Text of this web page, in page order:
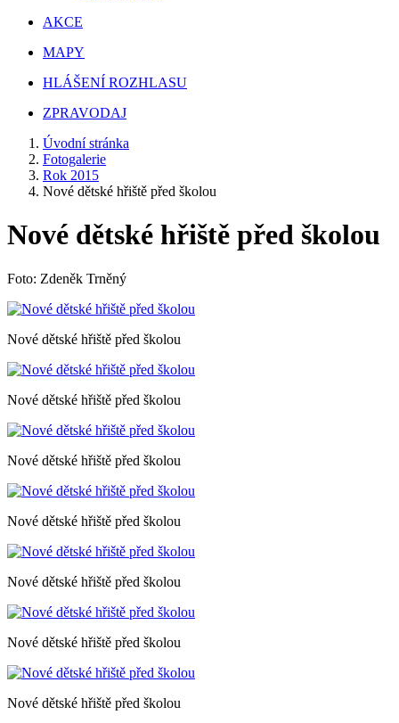
AKCE
MAPY
HLÁŠENÍ ROZHLASU
ZPRAVODAJ
Úvodní stránka
Fotogalerie
Rok 2015
Nové dětské hřiště před školou
Nové dětské hřiště před školou
Foto: Zdeněk Trněný
Nové dětské hřiště před školou
Nové dětské hřiště před školou
Nové dětské hřiště před školou
Nové dětské hřiště před školou
Nové dětské hřiště před školou
Nové dětské hřiště před školou
Nové dětské hřiště před školou